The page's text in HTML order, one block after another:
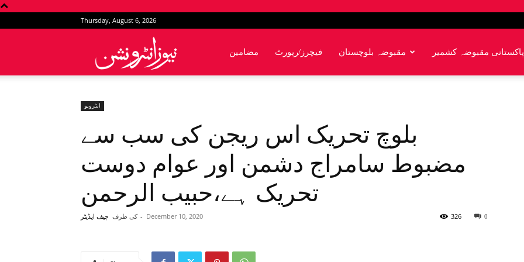
Thursday, August 6, 2026
مضامین فیچرز/رپورٹ مقبوضہ بلوچستان پاکستانی مقبوضہ کشمیر
انٹرویو
بلوچ تحریک اس ریجن کی سب سے
مضبوط سامراج دشمن اور عوام دوست
تحریک ہے،حبیب الرحمن
کی طرف چیف ایڈیٹر - December 10, 2020 0
326